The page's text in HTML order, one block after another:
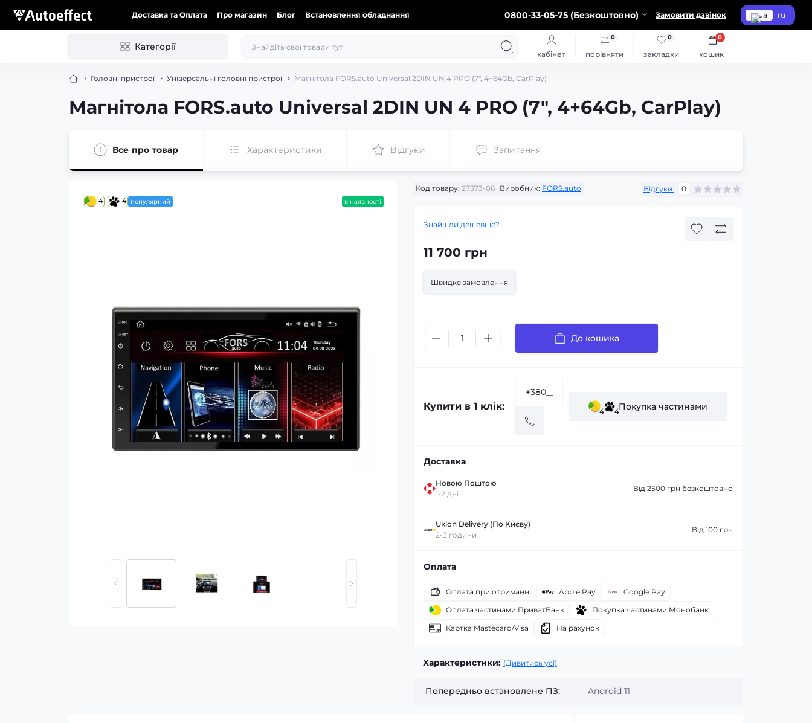
Доставка та Оплата Про магазин Блог Встановлення обладнання 0800-33-05-75 (Безкоштовно) Замовити дзвінок ua ru
Категорії
кабінет порівняти
0
закладки
0
кошик
0
Головні пристрої Універсальні головні пристрої Магнітола FORS.auto Universal 2DIN UN 4 PRO (7", 4+64Gb, CarPlay)
Магнітола FORS.auto Universal 2DIN UN 4 PRO (7", 4+64Gb, CarPlay)
Все про товар Характеристики Відгуки Запитання
4 4 популярний в наявності
Код товару: 27373-06 Виробник: FORS.auto Відгуки: 0
Знайшли дешевше?
11 700 грн
Швидке замовлення
До кошика
Купити в 1 клік: 4 4Покупка частинами
Доставка
Новою Поштою
1-2 дні
Від 2500 грн безкоштовно
Uklon Delivery (По Києву)
2-3 години
Від 100 грн
Оплата
Оплата при отриманні Apple Pay
Google Pay
Оплата частинами ПриватБанк
Покупка частинами Монобанк
Картка Mastecard/Visa
На рахунок
Характеристики: (Дивитись усі)
Попередньо встановлене ПЗ: Android 11